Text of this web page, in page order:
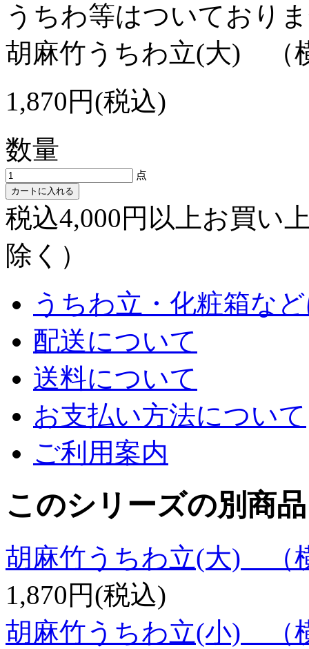
うちわ等はついており
胡麻竹うちわ立(大)
1,870円(税込)
数量
点
カートに入れる
税込4,000円以上お買い
除く）
うちわ立・化粧箱な
配送について
送料について
お支払い方法について
ご利用案内
このシリーズの別商品
胡麻竹うちわ立(大)
1,870円(税込)
胡麻竹うちわ立(小)